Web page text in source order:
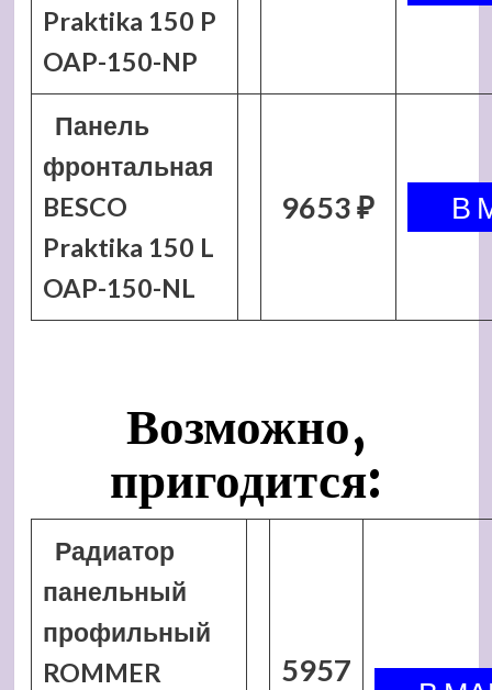
Praktika 150 P
OAP-150-NP
Панель
фронтальная
BESCO
Praktika 150 L
OAP-150-NL
9653 ₽
Возможно,
пригодится:
Радиатор
панельный
профильный
ROMMER
5957